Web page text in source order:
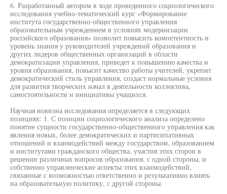
6. Разработанный автором в ходе проведенного социологического
исследования учебно-тематический курс «Формирование
института государственно-общественного управления
образовательным учреждением в условиях модернизации
российского образования» позволит повысить компетентность и
уровень знания у руководителей учреждений образования и
других лидеров общественных организаций в области
демократизации управления, приведет к повышению качества и
уровня образования, повысит качество работы учителей, укрепит
демократический стиль управления, создаст нормальные условия
для развития творческих начал в деятельности коллектива,
самостоятельности и инициативы учащихся.
Научная новизна исследования определяется в следующих
позициях: 1. С позиции социологического анализа определено
понятие сущности государственно-общественного управления как
явления новых, более демократических и партисипативных
отношений и взаимодействий между государством, образованием
и институтами гражданского общества, участия этих сторон в
решении различных вопросов образования, с одной стороны, и
собственно управленческие аспекты этих взаимодействий,
связанные с возможностью ответственно и результативно влиять
на образовательную политику, с другой стороны.